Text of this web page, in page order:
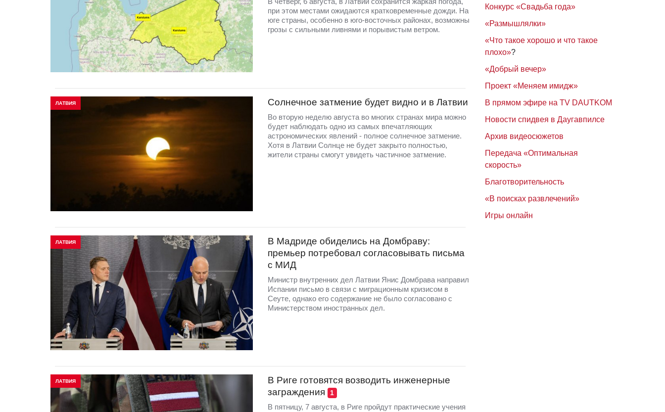
при этом местами ожидаются кратковременные дожди. На
юге страны, особенно в юго-восточных районах, возможны
грозы с сильными ливнями и порывистым ветром.
ЛАТВИЯ Солнечное затмение будет видно и в Латвии
Во вторую неделю августа во многих странах мира можно
будет наблюдать одно из самых впечатляющих
астрономических явлений - полное солнечное затмение.
Хотя в Латвии Солнце не будет закрыто полностью,
жители страны смогут увидеть частичное затмение.
ЛАТВИЯ
В Мадриде обиделись на Домбраву:
премьер потребовал согласовывать письма
с МИД
Министр внутренних дел Латвии Янис Домбрава направил
Испании письмо в связи с миграционным кризисом в
Сеуте, однако его содержание не было согласовано с
Министерством иностранных дел.
ЛАТВИЯ
В Риге готовятся возводить инженерные
заграждения
1
В пятницу, 7 августа, в Риге пройдут практические учения
Конкурс «Свадьба года»
«Размышлялки»
«Что такое хорошо и что такое
плохо»?
«Добрый вечер»
Проект «Меняем имидж»
В прямом эфире на TV DAUTKOM
Новости спидвея в Даугавпилсе
Архив видеосюжетов
Передача «Оптимальная
скорость»
Благотворительность
«В поисках развлечений»
Игры онлайн